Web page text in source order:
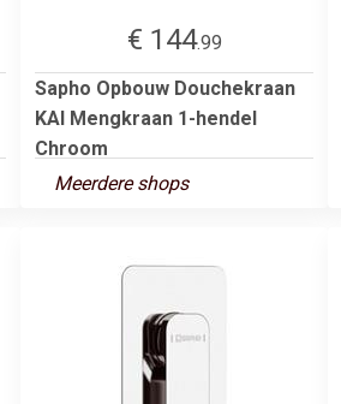
€ 144.99
Sapho Opbouw Douchekraan
KAI Mengkraan 1-hendel
Chroom
Meerdere shops